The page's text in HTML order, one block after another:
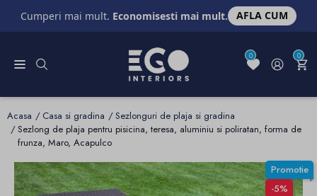
Cumperi mai mult. Economisesti mai mult. AFLA CUM
0 0
Acasa Casa si gradina
Sezlonguri de plaja si gradina
Sezlong de plaja pentru pisicina, teresa, aluminiu si poliratan, forma de
frunza, Maro, Acapulco
Promotie
-5%